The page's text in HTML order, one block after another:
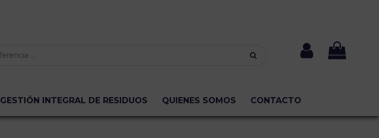
GESTIÓN INTEGRAL DE RESIDUOS QUIENES SOMOS CONTACTO